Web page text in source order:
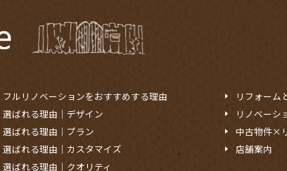
フルリノベーションをおすすめする理由
選ばれる理由｜デザイン
選ばれる理由｜プラン
選ばれる理由｜カスタマイズ
選ばれる理由｜クオリティ
リフォーム
リノベーシ
中古物件×
店舗案内